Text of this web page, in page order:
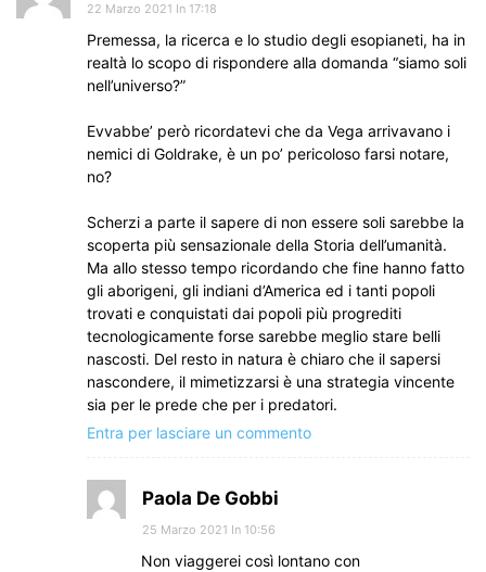
22 Marzo 2021 In 17:18
Premessa, la ricerca e lo studio degli esopianeti, ha in
realtà lo scopo di rispondere alla domanda “siamo soli
nell’universo?”
Evvabbe’ però ricordatevi che da Vega arrivavano i
nemici di Goldrake, è un po’ pericoloso farsi notare,
no?
Scherzi a parte il sapere di non essere soli sarebbe la
scoperta più sensazionale della Storia dell’umanità.
Ma allo stesso tempo ricordando che fine hanno fatto
gli aborigeni, gli indiani d’America ed i tanti popoli
trovati e conquistati dai popoli più progrediti
tecnologicamente forse sarebbe meglio stare belli
nascosti. Del resto in natura è chiaro che il sapersi
nascondere, il mimetizzarsi è una strategia vincente
sia per le prede che per i predatori.
Entra per lasciare un commento
Paola De Gobbi
25 Marzo 2021 In 10:56
Non viaggerei così lontano con